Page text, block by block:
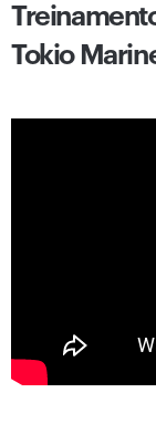
Tokio